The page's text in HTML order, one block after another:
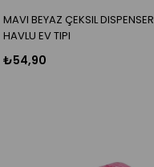
MAVI BEYAZ ÇEKSIL DISPENSER
HAVLU EV TIPI
₺54,90